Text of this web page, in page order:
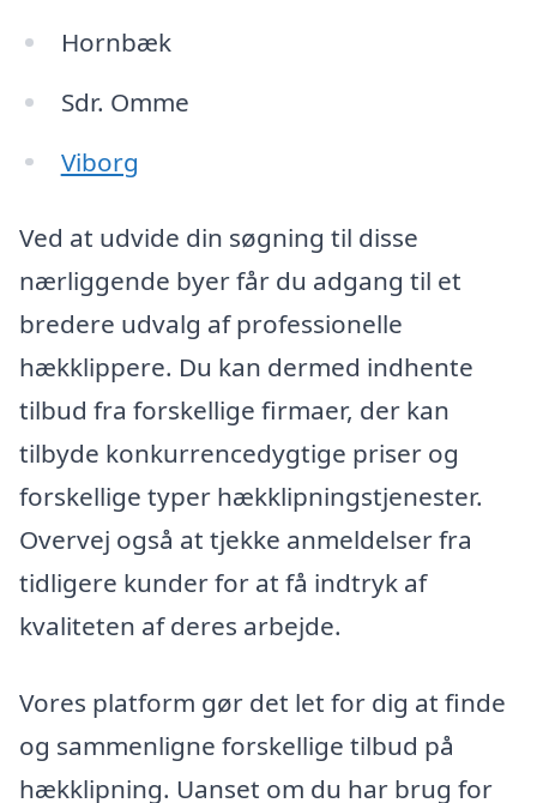
Hornbæk
Sdr. Omme
Viborg
Ved at udvide din søgning til disse
nærliggende byer får du adgang til et
bredere udvalg af professionelle
hækklippere. Du kan dermed indhente
tilbud fra forskellige firmaer, der kan
tilbyde konkurrencedygtige priser og
forskellige typer hækklipningstjenester.
Overvej også at tjekke anmeldelser fra
tidligere kunder for at få indtryk af
kvaliteten af deres arbejde.
Vores platform gør det let for dig at finde
og sammenligne forskellige tilbud på
hækklipning. Uanset om du har brug for